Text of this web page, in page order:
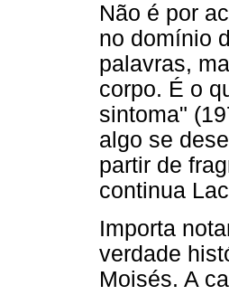
Não é por
no domínio
palavras,
corpo. É o
sintoma"
algo se
partir de
continua
Importa
verdade
Moisés. A